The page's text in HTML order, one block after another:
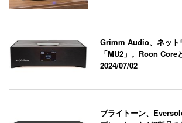
Grimm Audio、ネット
「MU2」。Roon Core
2024/07/02
ブライトーン、